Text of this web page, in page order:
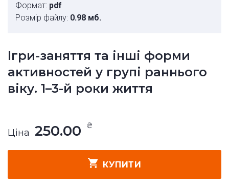
Формат: pdf
Розмір файлу: 0.98 мб.
Ігри-заняття та інші форми
активностей у групі раннього
віку. 1–3-й роки життя
Ціна 250.00 ₴
КУПИТИ